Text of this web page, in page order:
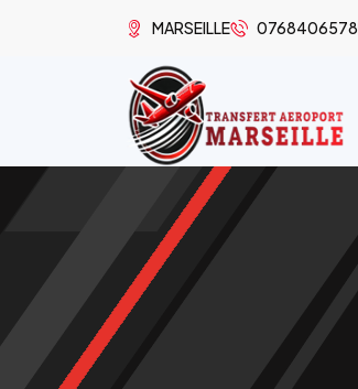
MARSEILLE 0768406578